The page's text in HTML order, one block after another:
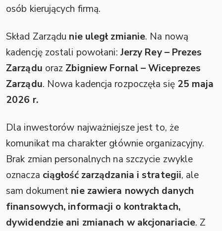
osób kierujących firmą.
Skład Zarządu nie uległ zmianie. Na nową
kadencję zostali powołani: Jerzy Rey – Prezes
Zarządu oraz Zbigniew Fornal – Wiceprezes
Zarządu. Nowa kadencja rozpoczęła się 25 maja
2026 r.
Dla inwestorów najważniejsze jest to, że
komunikat ma charakter głównie organizacyjny.
Brak zmian personalnych na szczycie zwykle
oznacza ciągłość zarządzania i strategii, ale
sam dokument nie zawiera nowych danych
finansowych, informacji o kontraktach,
dywidendzie ani zmianach w akcjonariacie. Z